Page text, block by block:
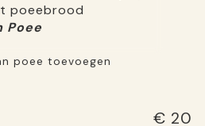
poeebrood
Poee
poee toevoegen
€ 20